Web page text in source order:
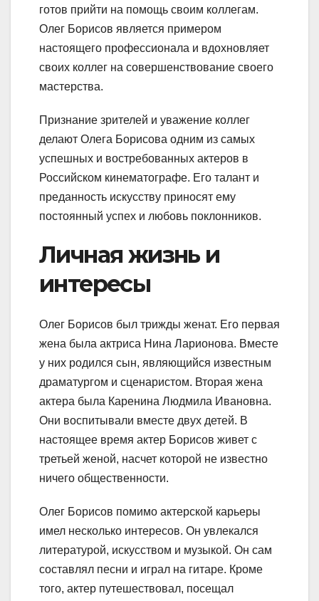
готов прийти на помощь своим коллегам.
Олег Борисов является примером
настоящего профессионала и вдохновляет
своих коллег на совершенствование своего
мастерства.
Признание зрителей и уважение коллег
делают Олега Борисова одним из самых
успешных и востребованных актеров в
Российском кинематографе. Его талант и
преданность искусству приносят ему
постоянный успех и любовь поклонников.
Личная жизнь и
интересы
Олег Борисов был трижды женат. Его первая
жена была актриса Нина Ларионова. Вместе
у них родился сын, являющийся известным
драматургом и сценаристом. Вторая жена
актера была Каренина Людмила Ивановна.
Они воспитывали вместе двух детей. В
настоящее время актер Борисов живет с
третьей женой, насчет которой не известно
ничего общественности.
Олег Борисов помимо актерской карьеры
имел несколько интересов. Он увлекался
литературой, искусством и музыкой. Он сам
составлял песни и играл на гитаре. Кроме
того, актер путешествовал, посещал